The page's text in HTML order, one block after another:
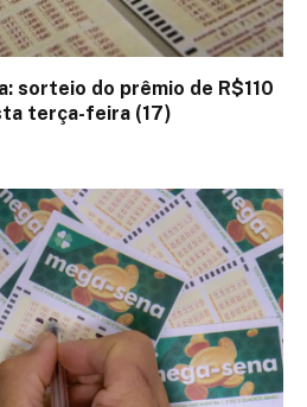
sorteio do prêmio de R$110
terça-feira (17)